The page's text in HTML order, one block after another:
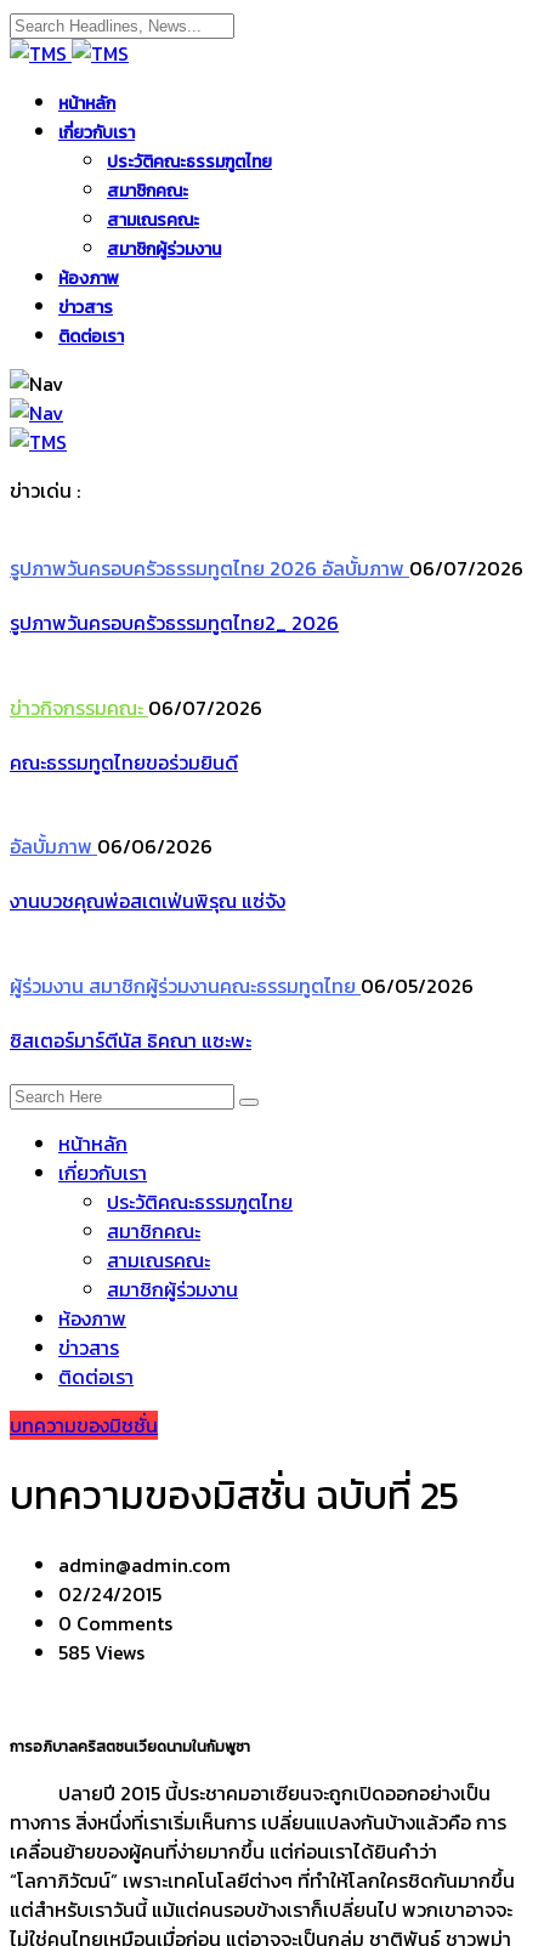
หน้าหลัก
เกี่ยวกับเรา
ประวัติคณะธรรมฑูตไทย
สมาชิกคณะ
สามเณรคณะ
สมาชิกผู้ร่วมงาน
ห้องภาพ
ข่าวสาร
ติดต่อเรา
ข่าวเด่น :
รูปภาพวันครอบครัวธรรมทูตไทย 2026 อัลบั้มภาพ 06/07/2026
รูปภาพวันครอบครัวธรรมทูตไทย2_ 2026
ข่าวกิจกรรมคณะ 06/07/2026
คณะธรรมทูตไทยขอร่วมยินดี
อัลบั้มภาพ 06/06/2026
งานบวชคุณพ่อสเตเฟ่นพิรุณ แซ่จัง
ผู้ร่วมงาน สมาชิกผู้ร่วมงานคณะธรรมทูตไทย 06/05/2026
ซิสเตอร์มาร์ตีนัส ธิคณา แซะพะ
หน้าหลัก
เกี่ยวกับเรา
ประวัติคณะธรรมฑูตไทย
สมาชิกคณะ
สามเณรคณะ
สมาชิกผู้ร่วมงาน
ห้องภาพ
ข่าวสาร
ติดต่อเรา
บทความของมิชชั่น
บทความของมิสชั่น ฉบับที่ 25
admin@admin.com
02/24/2015
0 Comments
585 Views
การอภิบาลคริสตชนเวียดนามในกัมพูชา
ปลายปี 2015 นี้ประชาคมอาเซียนจะถูกเปิดออกอย่างเป็น
ทางการ สิ่งหนึ่งที่เราเริ่มเห็นการ เปลี่ยนแปลงกันบ้างแล้วคือ การ
เคลื่อนย้ายของผู้คนที่ง่ายมากขึ้น แต่ก่อนเราได้ยินคำว่า
“โลกาภิวัฒน์” เพราะเทคโนโลยีต่างๆ ที่ทำให้โลกใครชิดกันมากขึ้น
แต่สำหรับเราวันนี้ แม้แต่คนรอบข้างเราก็เปลี่ยนไป พวกเขาอาจจะ
ไม่ใช่คนไทยเหมือนเมื่อก่อน แต่อาจจะเป็นกลุ่ม ชาติพันธุ์ ชาวพม่า